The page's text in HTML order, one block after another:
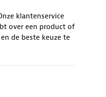
klantenservice
over een product of
de beste keuze te